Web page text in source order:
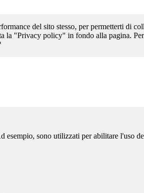
del sito stesso, per permetterti di
la "Privacy policy" in fondo alla pagina.
sono utilizzati per abilitare l'uso